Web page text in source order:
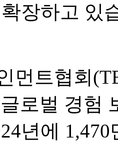
장하고 있
먼트협회
로벌 경험
년에